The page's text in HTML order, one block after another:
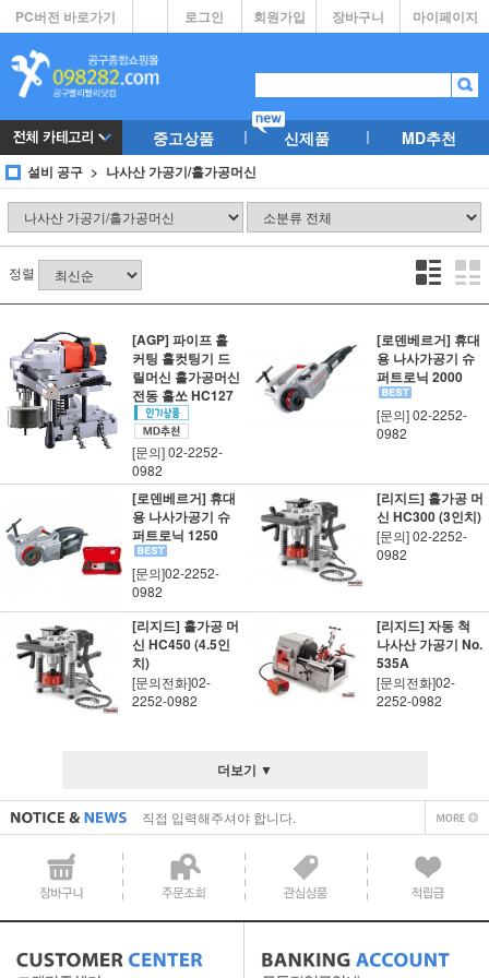
PC버전 바로가기 마이페이지
장바구니
회원가입
로그인
중고상품 신제품 MD추천
설비 공구 나사산 가공기/홀가공머신
정렬
[AGP] 파이프 홀
커팅 홀컷팅기 드
릴머신 홀가공머신
전동 홀쏘 HC127
[문의] 02-2252-
0982
[로덴베르거] 휴대
용 나사가공기 슈
퍼트로닉 2000
[문의] 02-2252-
0982
[로덴베르거] 휴대
용 나사가공기 슈
퍼트로닉 1250
[문의]02-2252-
0982
[리지드] 홀가공 머
신 HC300 (3인치)
[문의] 02-2252-
0982
[리지드] 홀가공 머
신 HC450 (4.5인
치)
[문의전화]02-
2252-0982
[리지드] 자동 척
나사산 가공기 No.
535A
[문의전화]02-
2252-0982
더보기 ▼
직접 입력해주셔야 합니다.
공지사항 텍스트1